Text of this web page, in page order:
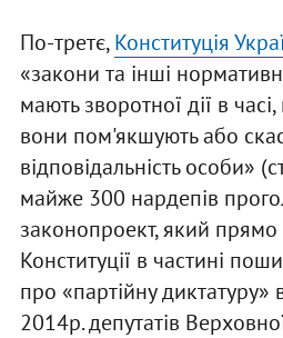
По-третє,Конституція
«закони та інші
мають зворотної дії в
вони пом'якшують або
відповідальність особи»
майже 300 нардепів
законопроект, який прямо
Конституції в частині
про «партійну диктатуру»
2014р. депутатів